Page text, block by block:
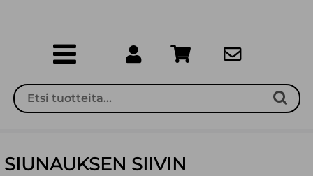
SIUNAUKSEN SIIVIN